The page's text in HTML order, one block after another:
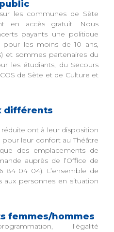
les communes de Sète
en accès gratuit. Nous
payants une politique
pour les moins de 10 ans,
et sommes partenaires du
les étudiants, du Secours
de Sète et de Culture et
différents
ont à leur disposition
leur confort au Théâtre
des emplacements de
auprès de l’Office de
84 04 04). L’ensemble de
aux personnes en situation
femmes/hommes
l’égalité